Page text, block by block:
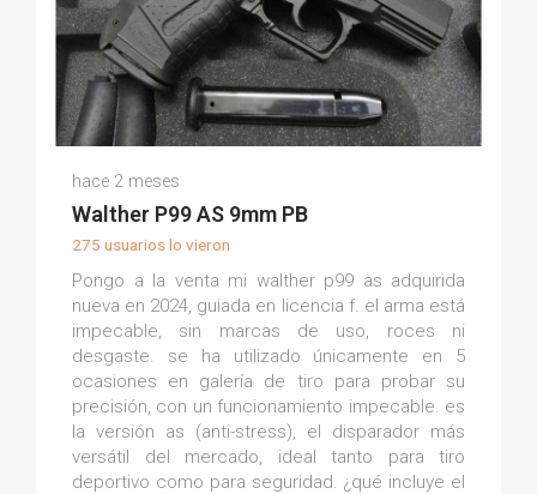
(0)
hace 2 meses
Walther P99 AS 9mm PB
275 usuarios lo vieron
Pongo a la venta mi walther p99 as adquirida
nueva en 2024, guiada en licencia f. el arma está
impecable, sin marcas de uso, roces ni
desgaste. se ha utilizado únicamente en 5
ocasiones en galería de tiro para probar su
precisión, con un funcionamiento impecable. es
la versión as (anti-stress), el disparador más
versátil del mercado, ideal tanto para tiro
deportivo como para seguridad. ¿qué incluye el